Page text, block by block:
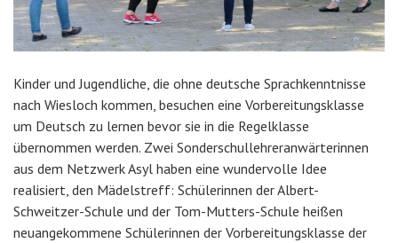
Kinder und Jugendliche, die ohne deutsche Sprachkenntnisse
nach Wiesloch kommen, besuchen eine Vorbereitungsklasse
um Deutsch zu lernen bevor sie in die Regelklasse
übernommen werden. Zwei Sonderschullehreranwärterinnen
aus dem Netzwerk Asyl haben eine wundervolle Idee
realisiert, den Mädelstreff: Schülerinnen der Albert-
Schweitzer-Schule und der Tom-Mutters-Schule heißen
neuangekommene Schülerinnen der Vorbereitungsklasse der